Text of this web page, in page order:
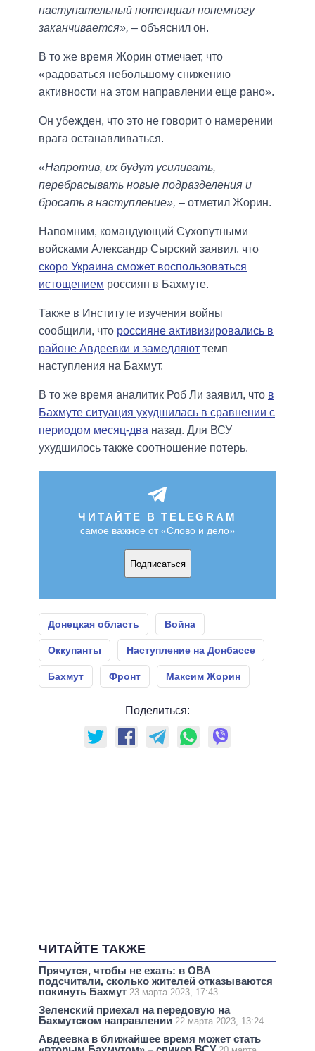
наступательный потенциал понемногу
заканчивается», – объяснил он.
В то же время Жорин отмечает, что
«радоваться небольшому снижению
активности на этом направлении еще рано».
Он убежден, что это не говорит о намерении
врага останавливаться.
«Напротив, их будут усиливать,
перебрасывать новые подразделения и
бросать в наступление», – отметил Жорин.
Напомним, командующий Сухопутными
войсками Александр Сырский заявил, что
скоро Украина сможет воспользоваться
истощением россиян в Бахмуте.
Также в Институте изучения войны
сообщили, что россияне активизировались в
районе Авдеевки и замедляют темп
наступления на Бахмут.
В то же время аналитик Роб Ли заявил, что в
Бахмуте ситуация ухудшилась в сравнении с
периодом месяц-два назад. Для ВСУ
ухудшилось также соотношение потерь.
ЧИТАЙТЕ В TELEGRAM
самое важное от «Слово и дело»
Подписаться
Донецкая область Война
Оккупанты Наступление на Донбассе
Бахмут Фронт Максим Жорин
Поделиться:
ЧИТАЙТЕ ТАКЖЕ
Прячутся, чтобы не ехать: в ОВА
подсчитали, сколько жителей отказываются
покинуть Бахмут 23 марта 2023, 17:43
Зеленский приехал на передовую на
Бахмутском направлении 22 марта 2023, 13:24
Авдеевка в ближайшее время может стать